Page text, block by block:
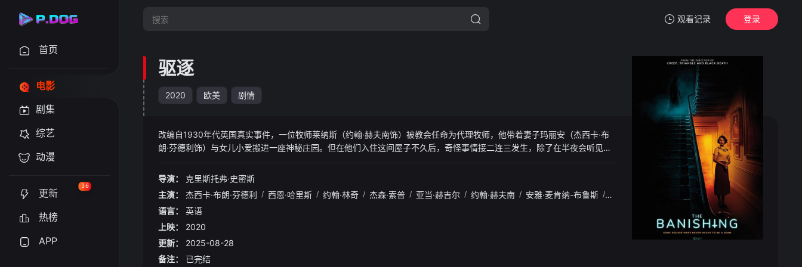
观看记录
暂无观看影片的记录
登录
首页
电影
剧集
综艺
动漫
更新
36
热榜
APP
驱逐
2020 欧美 剧情
改编自1930年代英国真实事件，一位牧师莱纳斯（约翰·赫夫南饰）被教会任命为代理牧师，他带着妻子玛丽安（杰西卡·布
朗·芬德利饰）与女儿小爱搬进一座神秘庄园。但在他们入住这间屋子不久后，奇怪事情接二连三发生，除了在半夜会听见呢
求著名的捉鬼专家哈利（西恩·哈里斯饰）帮忙。他们必须一起揭开真相，找出这栋房子的超自然力量还有它可怕且惊人的过
导演：
克里斯托弗·史密斯
主演：
杰西卡·布朗·芬德利 / 西恩·哈里斯 / 约翰·林奇 / 杰森·索普 / 亚当·赫吉尔 / 约翰·赫夫南 / 安雅·麦肯纳-布鲁斯 / 詹姆斯·斯旺顿
柯基·法尔考
语言：
英语
上映：
2020
更新：
2025-08-28
备注：
已完结